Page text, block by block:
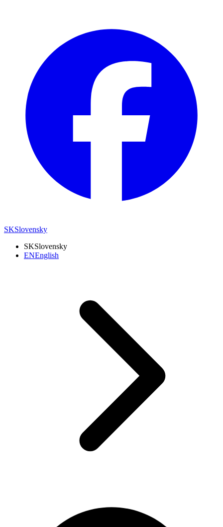
SKSlovensky
SKSlovensky
ENEnglish